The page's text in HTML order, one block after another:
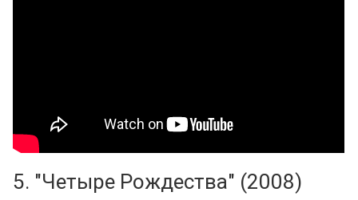
5. "Четыре Рождества" (2008)